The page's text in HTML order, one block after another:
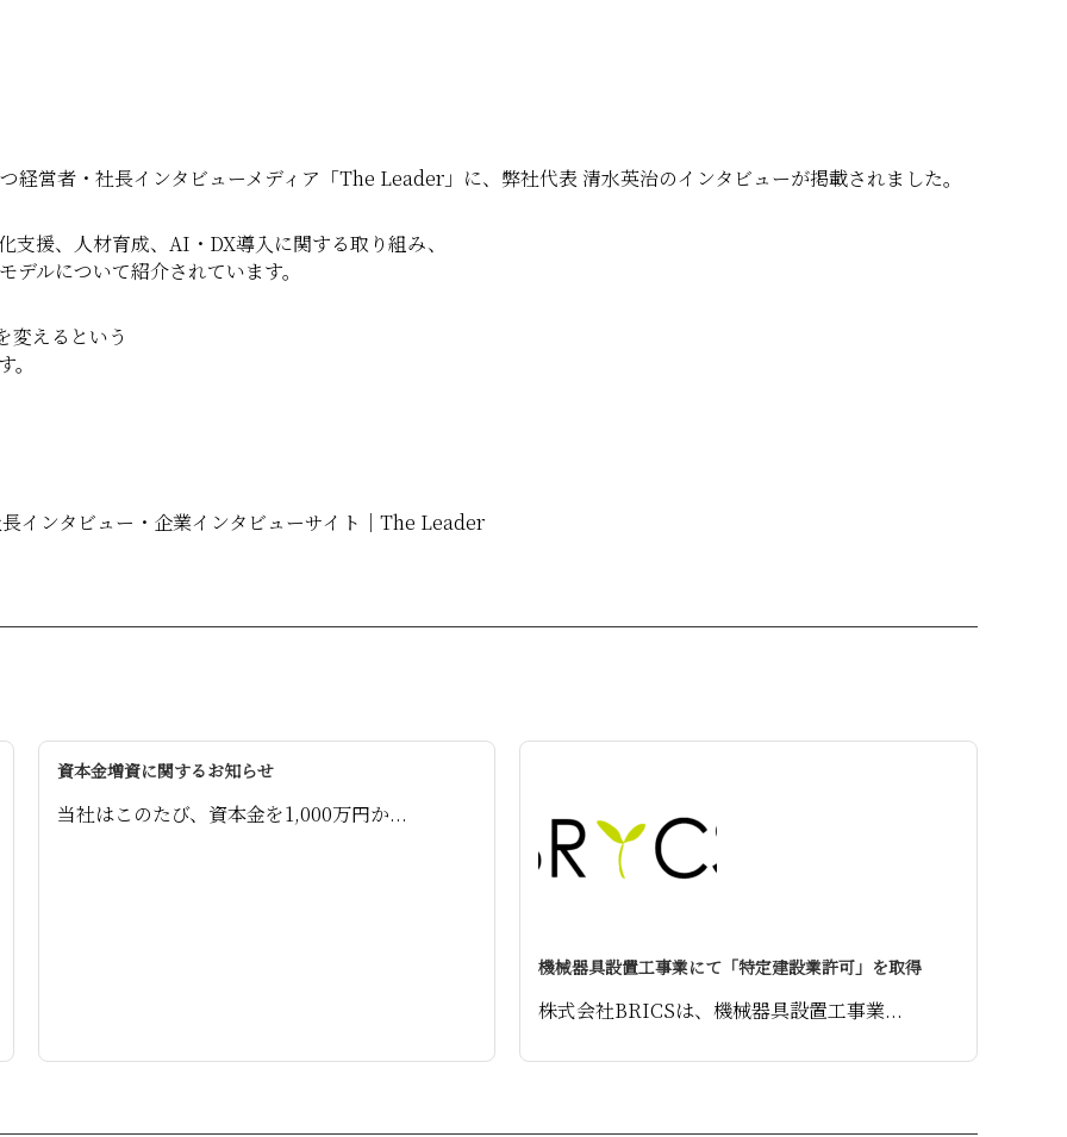
経営者・社長インタビューメディア「The Leader」に、弊社代表 清水英治のインタビューが掲載されました。
援、人材育成、AI・DX導入に関する取り組み、
ルについて紹介されています。
変えるという
インタビュー・企業インタビューサイト｜The Leader
資本金増資に関するお知らせ
当社はこのたび、資本金を1,000万円か...
機械器具設置工事業にて「特定建設業許可」を取得
株式会社BRICSは、機械器具設置工事業...